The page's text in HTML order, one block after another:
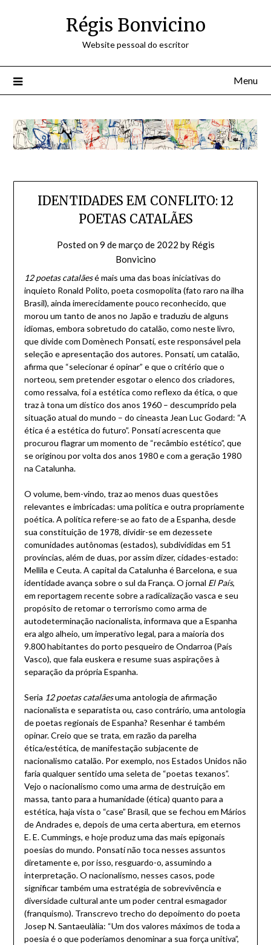
Régis Bonvicino
Website pessoal do escritor
Menu
IDENTIDADES EM CONFLITO: 12
POETAS CATALÃES
Posted on9 de março de 2022 by Régis
Bonvicino
12 poetas catalãesé mais uma das boas iniciativas do
inquieto Ronald Polito, poeta cosmopolita (fato raro na ilha
Brasil), ainda imerecidamente pouco reconhecido, que
morou um tanto de anos no Japão e traduziu de alguns
idiomas, embora sobretudo do catalão, como neste livro,
que divide com Domènech Ponsatí, este responsável pela
seleção e apresentação dos autores. Ponsatí, um catalão,
afirma que “selecionar é opinar” e que o critério que o
norteou, sem pretender esgotar o elenco dos criadores,
como ressalva, foi a estética como reflexo da ética, o que
traz à tona um dístico dos anos 1960 – descumprido pela
situação atual do mundo – do cineasta Jean Luc Godard: “A
ética é a estética do futuro”. Ponsatí acrescenta que
procurou flagrar um momento de “recâmbio estético”, que
se originou por volta dos anos 1980 e com a geração 1980
na Catalunha.
O volume, bem-vindo, traz ao menos duas questões
relevantes e imbricadas: uma política e outra propriamente
poética. A política refere-se ao fato de a Espanha, desde
sua constituição de 1978, dividir-se em dezessete
comunidades autônomas (estados), subdivididas em 51
províncias, além de duas, por assim dizer, cidades-estado:
Mellila e Ceuta. A capital da Catalunha é Barcelona, e sua
identidade avança sobre o sul da França. O jornal El País,
em reportagem recente sobre a radicalização vasca e seu
propósito de retomar o terrorismo como arma de
autodeterminação nacionalista, informava que a Espanha
era algo alheio, um imperativo legal, para a maioria dos
9.800 habitantes do porto pesqueiro de Ondarroa (País
Vasco), que fala euskera e resume suas aspirações à
separação da própria Espanha.
Seria 12 poetas catalãesuma antologia de afirmação
nacionalista e separatista ou, caso contrário, uma antologia
de poetas regionais de Espanha? Resenhar é também
opinar. Creio que se trata, em razão da parelha
ética/estética, de manifestação subjacente de
nacionalismo catalão. Por exemplo, nos Estados Unidos não
faria qualquer sentido uma seleta de “poetas texanos”.
Vejo o nacionalismo como uma arma de destruição em
massa, tanto para a humanidade (ética) quanto para a
estética, haja vista o “case” Brasil, que se fechou em Mários
de Andrades e, depois de uma certa abertura, em eternos
E. E. Cummings, e hoje produz uma das mais epigonais
poesias do mundo. Ponsatí não toca nesses assuntos
diretamente e, por isso, resguardo-o, assumindo a
interpretação. O nacionalismo, nesses casos, pode
significar também uma estratégia de sobrevivência e
diversidade cultural ante um poder central esmagador
(franquismo). Transcrevo trecho do depoimento do poeta
Josep N. Santaeulàlia: “Um dos valores máximos de toda a
poesia é o que poderíamos denominar a sua força unitiva”,